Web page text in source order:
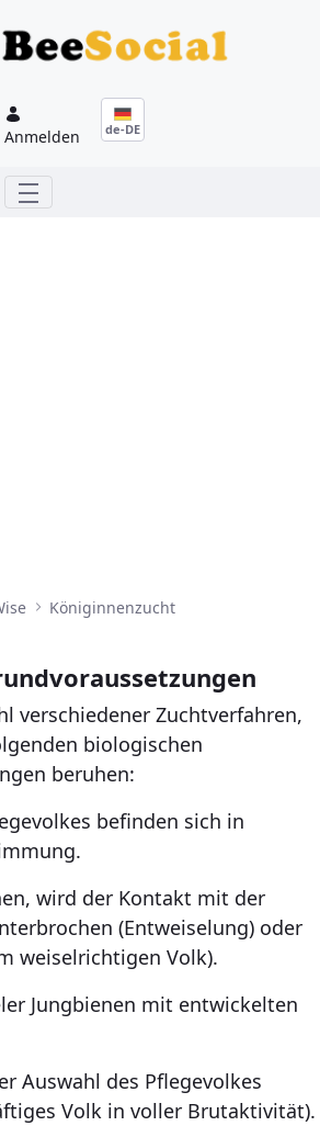
Anmelden de-DE
Königinnenzucht
verschiedener Zuchtverfahren,
biologischen
beruhen:
befinden sich in
wird der Kontakt mit der
(Entweiselung) oder
weiselrichtigen Volk).
Jungbienen mit entwickelten
Auswahl des Pflegevolkes
Volk in voller Brutaktivität).